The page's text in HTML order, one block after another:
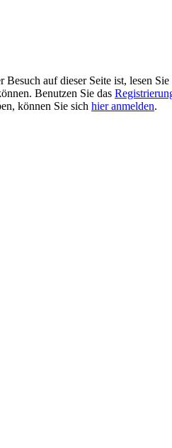
auf dieser Seite ist, lesen
Benutzen Sie das
können Sie sich hier anmelden.